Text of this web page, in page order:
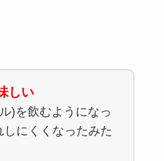
しい
)を飲むようになっ
しにくくなったみた